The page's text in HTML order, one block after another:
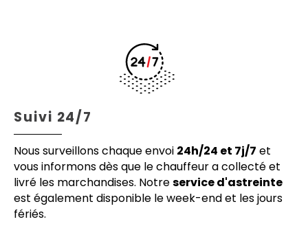
Suivi 24/7
Nous surveillons chaque envoi 24h/24 et 7j/7 et
vous informons dès que le chauffeur a collecté et
livré les marchandises. Notreservice d'astreinte
est également disponible le week-end et les jours
fériés.